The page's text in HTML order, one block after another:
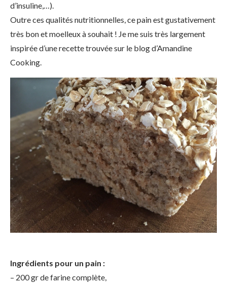
d’insuline,…).
Outre ces qualités nutritionnelles, ce pain est gustativement
très bon et moelleux à souhait ! Je me suis très largement
inspirée d’une recette trouvée sur le blog d’Amandine
Cooking.
Ingrédients pour un pain :
– 200 gr de farine complète,